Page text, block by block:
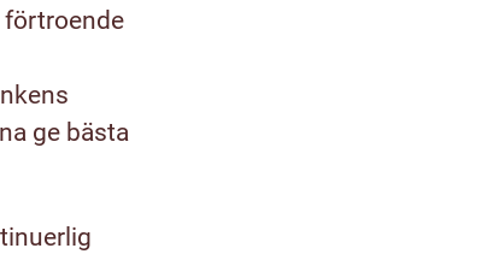
förtroende
ge bästa